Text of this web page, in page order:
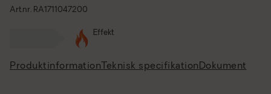
Art.nr. RA1711047200
Effekt
Produktinformation Teknisk specifikation Dokument